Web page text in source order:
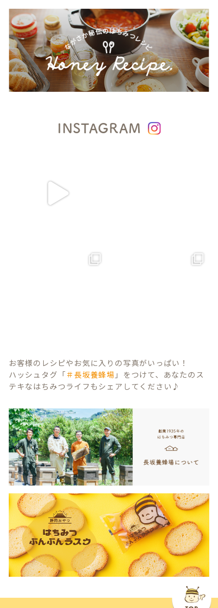
INSTAGRAM
お客様のレシピやお気に入りの写真がいっぱい！
ハッシュタグ「＃長坂養蜂場 」をつけて、あなたのス
テキなはちみつライフもシェアしてください♪